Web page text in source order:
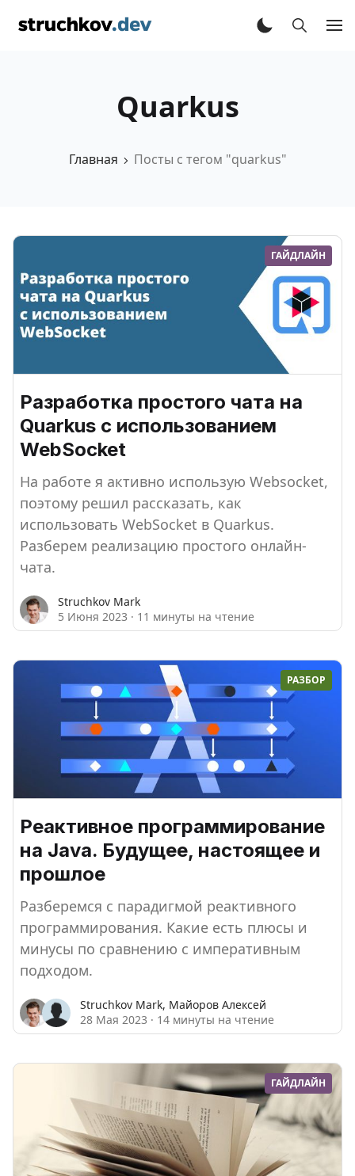
Quarkus
Главная Посты с тегом "quarkus"
ГАЙДЛАЙН
Разработка простого чата на
Quarkus с использованием
WebSocket
На работе я активно использую Websocket,
поэтому решил рассказать, как
использовать WebSocket в Quarkus.
Разберем реализацию простого онлайн-
чата.
Struchkov Mark
5 Июня 2023 · 11 минуты на чтение
РАЗБОР
Реактивное программирование
на Java. Будущее, настоящее и
прошлое
Разберемся с парадигмой реактивного
программирования. Какие есть плюсы и
минусы по сравнению с императивным
подходом.
Struchkov Mark, Майоров Алексей
28 Мая 2023 · 14 минуты на чтение
ГАЙДЛАЙН